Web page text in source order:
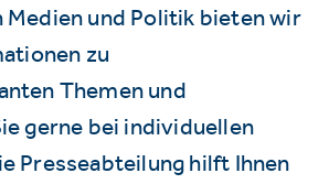
und Politik bieten wir
zu
Themen und
gerne bei individuellen
Presseabteilung hilft Ihnen